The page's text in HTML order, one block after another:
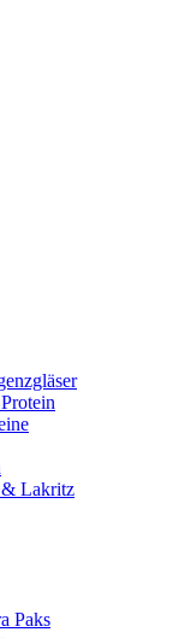
& Lakritz
Paks